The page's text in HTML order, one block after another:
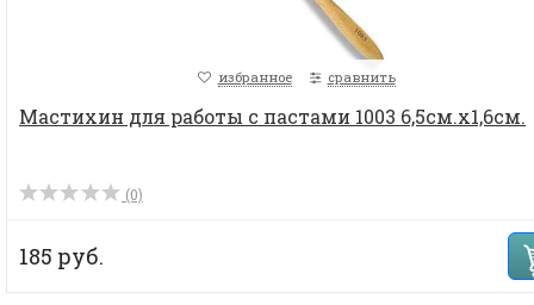
избранное сравнить
Мастихин для работы с пастами 1003 6,5см.х1,6см.
(0)
185 руб.